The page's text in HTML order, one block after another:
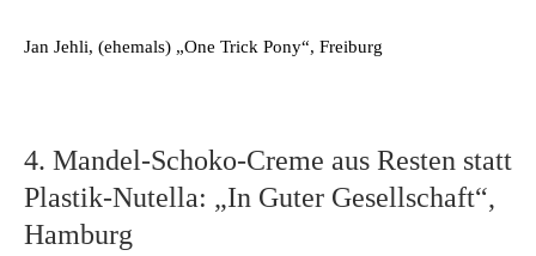
Jan Jehli, (ehemals) „One Trick Pony“, Freiburg
4. Mandel-Schoko-Creme aus Resten statt
Plastik-Nutella: „In Guter Gesellschaft“,
Hamburg